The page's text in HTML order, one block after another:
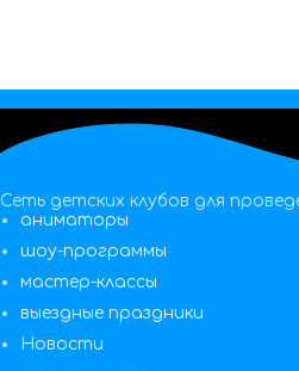
Сеть детских клубов для
аниматоры
шоу-программы
мастер-классы
выездные праздники
Новости